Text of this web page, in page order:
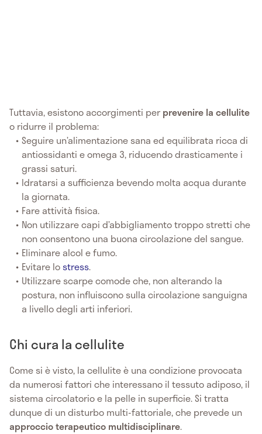
Tuttavia, esistono accorgimenti per prevenire la cellulite
o ridurre il problema:
Seguire un’alimentazione sana ed equilibrata ricca di
antiossidanti e omega 3, riducendo drasticamente i
grassi saturi.
Idratarsi a sufficienza bevendo molta acqua durante
la giornata.
Fare attività fisica.
Non utilizzare capi d’abbigliamento troppo stretti che
non consentono una buona circolazione del sangue.
Eliminare alcol e fumo.
Evitare lostress.
Utilizzare scarpe comode che, non alterando la
postura, non influiscono sulla circolazione sanguigna
a livello degli arti inferiori.
Chi cura la cellulite
Come si è visto, la cellulite è una condizione provocata
da numerosi fattori che interessano il tessuto adiposo, il
sistema circolatorio e la pelle in superficie. Si tratta
dunque di un disturbo multi-fattoriale, che prevede un
approccio terapeutico multidisciplinare.